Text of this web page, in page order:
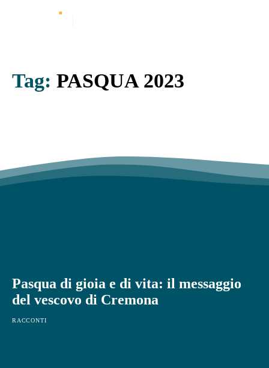
Tag: PASQUA 2023
Pasqua di gioia e di vita: il messaggio
del vescovo di Cremona
RACCONTI